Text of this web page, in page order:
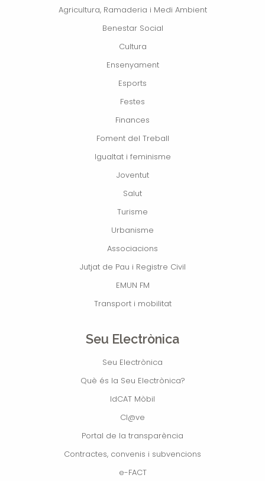
Agricultura, Ramaderia i Medi Ambient
Benestar Social
Cultura
Ensenyament
Esports
Festes
Finances
Foment del Treball
Igualtat i feminisme
Joventut
Salut
Turisme
Urbanisme
Associacions
Jutjat de Pau i Registre Civil
EMUN FM
Transport i mobilitat
Seu Electrònica
Seu Electrònica
Què és la Seu Electrònica?
IdCAT Mòbil
Cl@ve
Portal de la transparència
Contractes, convenis i subvencions
e-FACT